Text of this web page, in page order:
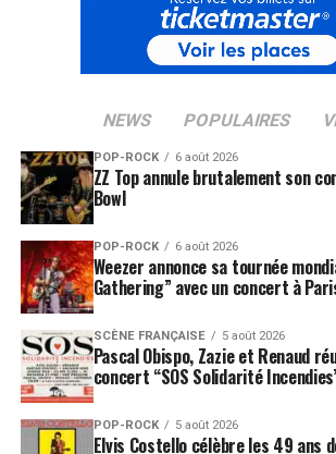
NEWS POPULAIRES
POP-ROCK 6 août 2026
ZZ Top annule brutalement son
Bowl
POP-ROCK 6 août 2026
Weezer annonce sa tournée
Gathering” avec un concert à
SCÈNE FRANÇAISE 5 août 2026
Pascal Obispo, Zazie et Renaud
concert “SOS Solidarité
POP-ROCK 5 août 2026
Elvis Costello célèbre les 49 ans